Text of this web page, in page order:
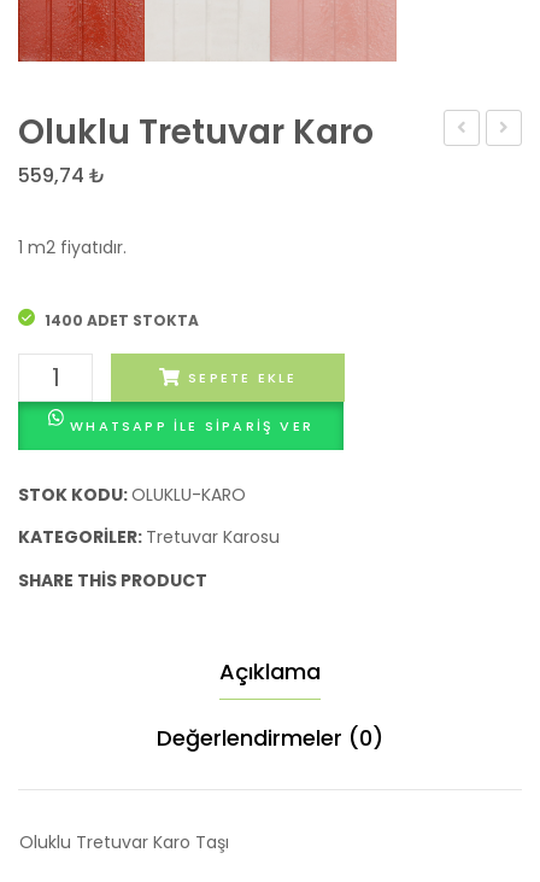
Oluklu Tretuvar Karo
559,74 ₺
1 m2 fiyatıdır.
1400 ADET STOKTA
Oluklu
Tretuvar
Karo
SEPETE EKLE
WHATSAPP ILE SIPARIŞ VER
STOK KODU:OLUKLU-KARO
KATEGORILER: Tretuvar Karosu
SHARE THIS PRODUCT
Açıklama
Değerlendirmeler (0)
Oluklu Tretuvar Karo Taşı